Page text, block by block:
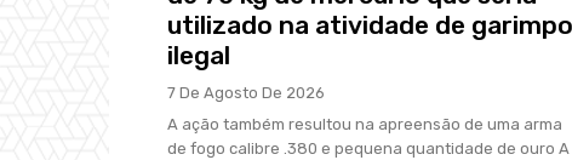
utilizado na atividade de garimpo
ilegal
7 De Agosto De 2026
A ação também resultou na apreensão de uma arma
de fogo calibre .380 e pequena quantidade de ouro A